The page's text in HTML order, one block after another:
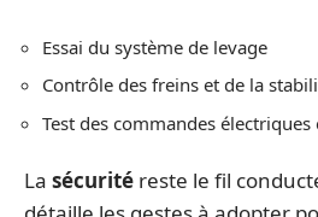
Essai du système de levage
Contrôle des freins et de la
Test des commandes
La sécurité reste le fil